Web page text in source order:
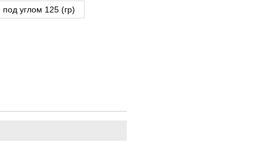
под углом 125 (гр)